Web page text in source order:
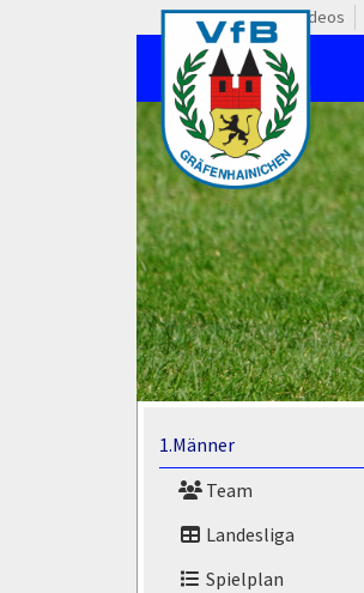
Videos
1.Männer
Team
Landesliga
Spielplan